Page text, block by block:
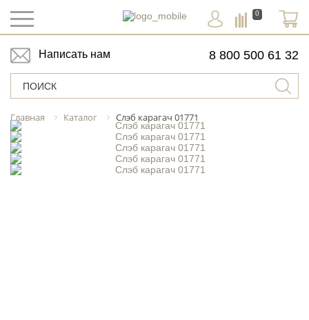
0
Написать нам 8 800 500 61 32
Главная Каталог Слэб карагач 01771